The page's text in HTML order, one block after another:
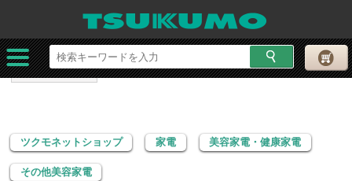
ツクモネットショップ 家電
美容家電・健康家電
その他美容家電
ツクモネットショップ 家電 美容家電・健康家電
その他美容家電